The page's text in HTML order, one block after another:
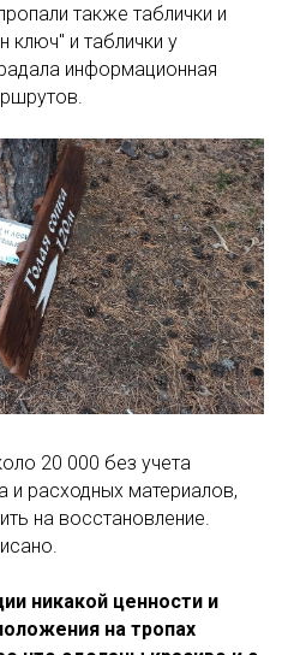
также таблички и
ключ" и таблички у
информационная
20 000 без учета
и расходных материалов,
на восстановление.
никакой ценности и
на тропах